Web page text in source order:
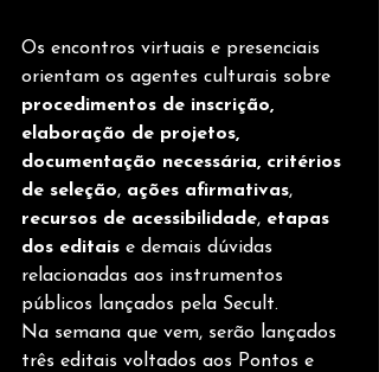
Os encontros virtuais e presenciais
orientam os agentes culturais sobre
procedimentos de inscrição,
elaboração de projetos,
documentação necessária, critérios
de seleção, ações afirmativas,
recursos de acessibilidade, etapas
dos editais e demais dúvidas
relacionadas aos instrumentos
públicos lançados pela Secult.
Na semana que vem, serão lançados
três editais voltados aos Pontos e